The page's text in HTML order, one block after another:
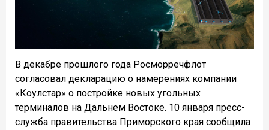
В декабре прошлого года Росморречфлот
согласовал декларацию о намерениях компании
«Коулстар» о постройке новых угольных
терминалов на Дальнем Востоке. 10 января пресс-
служба правительства Приморского края сообщила